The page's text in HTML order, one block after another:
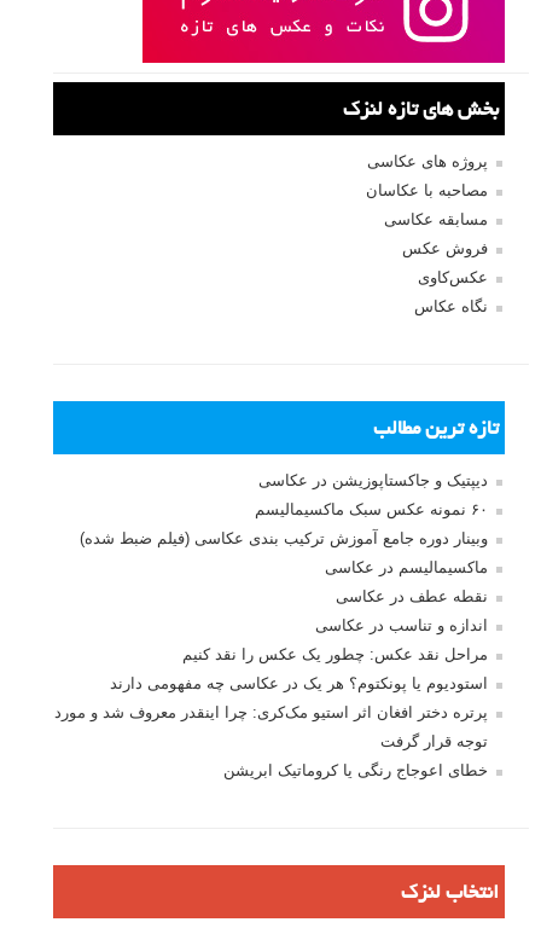
بخش های تازه لنزک
پروژه های عکاسی
مصاحبه با عکاسان
مسابقه عکاسی
فروش عکس
عکس‌کاوی
نگاه عکاس
تازه ترین مطالب
دیپتیک و جاکستا‌پوزیشن در عکاسی
۶۰ نمونه عکس سبک ماکسیمالیسم
وبینار دوره جامع آموزش ترکیب بندی عکاسی (فیلم ضبط شده)
ماکسیمالیسم در عکاسی
نقطه عطف در عکاسی
اندازه و تناسب در عکاسی
مراحل نقد عکس: چطور یک عکس را نقد کنیم
استودیوم یا پونکتوم؟ هر یک در عکاسی چه مفهومی دارند
پرتره دختر افغان اثر استیو مک‌کری: چرا اینقدر معروف شد و مورد
توجه قرار گرفت
خطای اعوجاج رنگی یا کروماتیک ابریشن
انتخاب لنزک